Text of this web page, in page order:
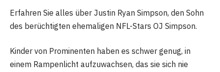
Erfahren Sie alles über Justin Ryan Simpson, den Sohn
des berüchtigten ehemaligen NFL-Stars OJ Simpson.
Kinder von Prominenten haben es schwer genug, in
einem Rampenlicht aufzuwachsen, das sie sich nie